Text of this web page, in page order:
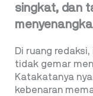
singkat, dan
Di ruang
tidak gemar
Katakatanya
kebenaran